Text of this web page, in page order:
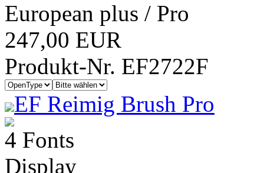
European plus / Pro
247,00 EUR
Produkt-Nr. EF2722F
EF Reimig Brush Pro
4 Fonts
Display